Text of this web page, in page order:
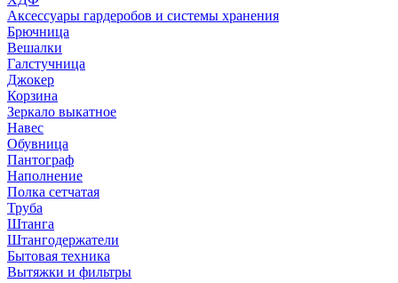
Аксессуары гардеробов и системы хранения
Брючница
Вешалки
Галстучница
Джокер
Корзина
Зеркало выкатное
Навес
Обувница
Пантограф
Наполнение
Полка сетчатая
Труба
Штанга
Штангодержатели
Бытовая техника
Вытяжки и фильтры